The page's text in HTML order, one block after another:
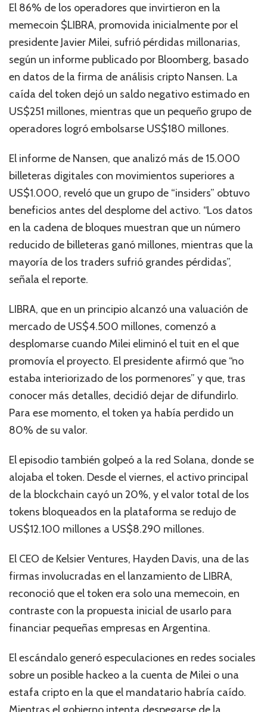
El 86% de los operadores que invirtieron en la
memecoin $LIBRA, promovida inicialmente por el
presidente Javier Milei, sufrió pérdidas millonarias,
según un informe publicado por Bloomberg, basado
en datos de la firma de análisis cripto Nansen. La
caída del token dejó un saldo negativo estimado en
US$251 millones, mientras que un pequeño grupo de
operadores logró embolsarse US$180 millones.
El informe de Nansen, que analizó más de 15.000
billeteras digitales con movimientos superiores a
US$1.000, reveló que un grupo de “insiders” obtuvo
beneficios antes del desplome del activo. “Los datos
en la cadena de bloques muestran que un número
reducido de billeteras ganó millones, mientras que la
mayoría de los traders sufrió grandes pérdidas”,
señala el reporte.
LIBRA, que en un principio alcanzó una valuación de
mercado de US$4.500 millones, comenzó a
desplomarse cuando Milei eliminó el tuit en el que
promovía el proyecto. El presidente afirmó que “no
estaba interiorizado de los pormenores” y que, tras
conocer más detalles, decidió dejar de difundirlo.
Para ese momento, el token ya había perdido un
80% de su valor.
El episodio también golpeó a la red Solana, donde se
alojaba el token. Desde el viernes, el activo principal
de la blockchain cayó un 20%, y el valor total de los
tokens bloqueados en la plataforma se redujo de
US$12.100 millones a US$8.290 millones.
El CEO de Kelsier Ventures, Hayden Davis, una de las
firmas involucradas en el lanzamiento de LIBRA,
reconoció que el token era solo una memecoin, en
contraste con la propuesta inicial de usarlo para
financiar pequeñas empresas en Argentina.
El escándalo generó especulaciones en redes sociales
sobre un posible hackeo a la cuenta de Milei o una
estafa cripto en la que el mandatario habría caído.